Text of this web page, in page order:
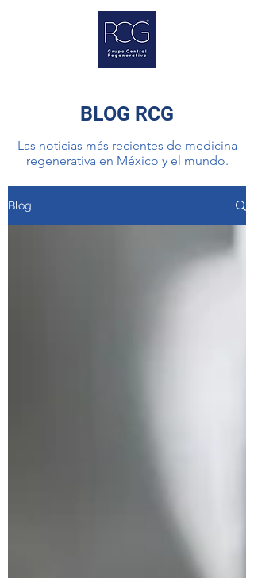
BLOG RCG
Las noticias más recientes de medicina
regenerativa en México y el mundo.
Blog